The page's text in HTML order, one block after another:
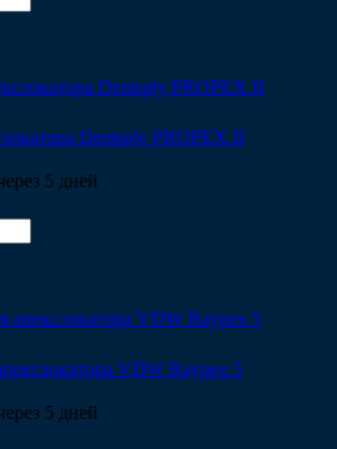
Dentsply PROPEX II
5 дней
VDW Raypex 5
5 дней